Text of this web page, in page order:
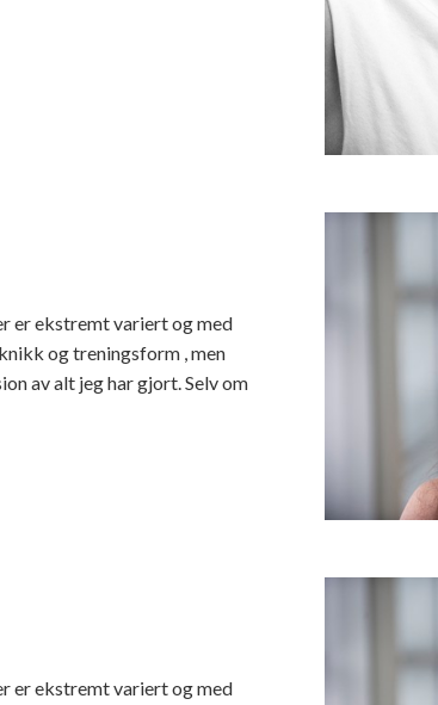
er ekstremt variert og med
og treningsform , men
av alt jeg har gjort. Selv om
er ekstremt variert og med